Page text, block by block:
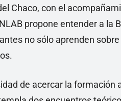
Chaco, con el
propone entender a la
no sólo aprenden
de acercar la formación